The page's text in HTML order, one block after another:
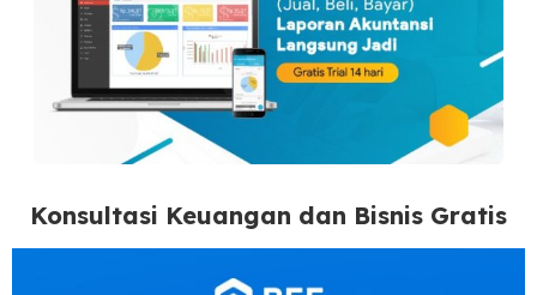
Konsultasi Keuangan dan Bisnis Gratis